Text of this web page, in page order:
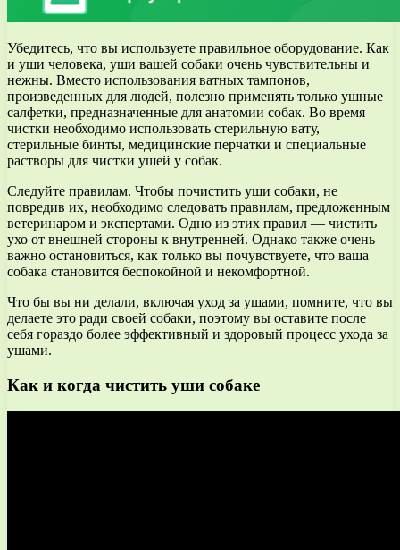
Убедитесь, что вы используете правильное оборудование. Как
и уши человека, уши вашей собаки очень чувствительны и
нежны. Вместо использования ватных тампонов,
произведенных для людей, полезно применять только ушные
салфетки, предназначенные для анатомии собак. Во время
чистки необходимо использовать стерильную вату,
стерильные бинты, медицинские перчатки и специальные
растворы для чистки ушей у собак.
Следуйте правилам. Чтобы почистить уши собаки, не
повредив их, необходимо следовать правилам, предложенным
ветеринаром и экспертами. Одно из этих правил — чистить
ухо от внешней стороны к внутренней. Однако также очень
важно остановиться, как только вы почувствуете, что ваша
собака становится беспокойной и некомфортной.
Что бы вы ни делали, включая уход за ушами, помните, что вы
делаете это ради своей собаки, поэтому вы оставите после
себя гораздо более эффективный и здоровый процесс ухода за
ушами.
Как и когда чистить уши собаке